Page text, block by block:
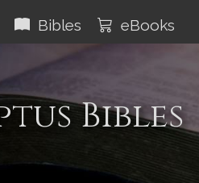
Bibles eBooks
Bibles